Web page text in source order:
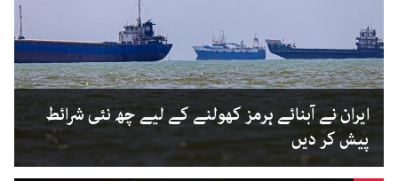
ایران نے آبنائے ہرمز کھولنے کے لیے چھ نئی شرائط
پیش کر دیں